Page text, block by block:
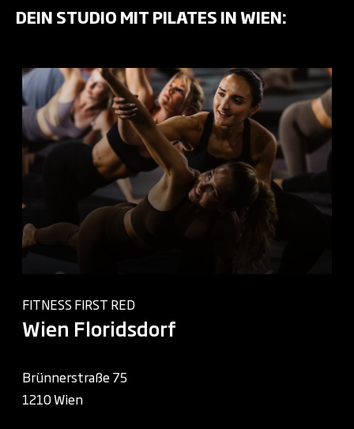
DEIN STUDIO MIT PILATES IN WIEN:
FITNESS FIRST RED
Wien Floridsdorf
Brünnerstraße 75
1210 Wien